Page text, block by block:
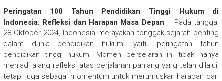
Peringatan 100 Tahun Pendidikan Tinggi Hukum di
Indonesia: Refleksi dan Harapan Masa Depan – Pada tanggal
28 Oktober 2024, Indonesia merayakan tonggak sejarah penting
dalam dunia pendidikan hukum, yaitu peringatan tahun
pendidikan tinggi hukum. Momen bersejarah ini tidak hanya
menjadi ajang refleksi atas perjalanan panjang yang telah dilalui,
tetapi juga sebagai momentum untuk merumuskan harapan dan